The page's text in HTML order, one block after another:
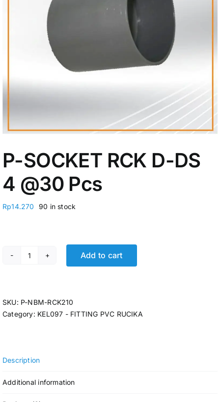
My Account
P-SOCKET RCK D-DS
4 @30 Pcs
Rp14.270 90 in stock
P-SOCKET RCK D-DS 4 @30 Pcs quantity
Add to cart
SKU: P-NBM-RCK210
Category: KEL097 - FITTING PVC RUCIKA
Description
Additional information